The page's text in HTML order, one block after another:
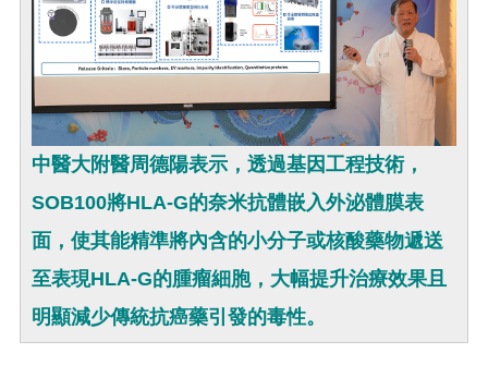
中醫大附醫周德陽表示，透過基因工程技術，
SOB100將HLA-G的奈米抗體嵌入外泌體膜表
面，使其能精準將內含的小分子或核酸藥物遞送
至表現HLA-G的腫瘤細胞，大幅提升治療效果且
明顯減少傳統抗癌藥引發的毒性。